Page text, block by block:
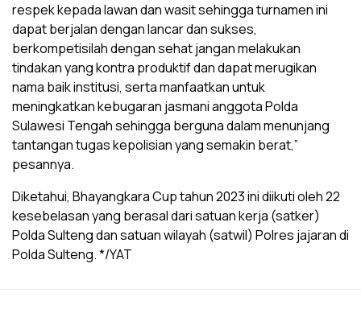
respek kepada lawan dan wasit sehingga turnamen ini
dapat berjalan dengan lancar dan sukses,
berkompetisilah dengan sehat jangan melakukan
tindakan yang kontra produktif dan dapat merugikan
nama baik institusi, serta manfaatkan untuk
meningkatkan kebugaran jasmani anggota Polda
Sulawesi Tengah sehingga berguna dalam menunjang
tantangan tugas kepolisian yang semakin berat,”
pesannya.
Diketahui, Bhayangkara Cup tahun 2023 ini diikuti oleh 22
kesebelasan yang berasal dari satuan kerja (satker)
Polda Sulteng dan satuan wilayah (satwil) Polres jajaran di
Polda Sulteng. */YAT